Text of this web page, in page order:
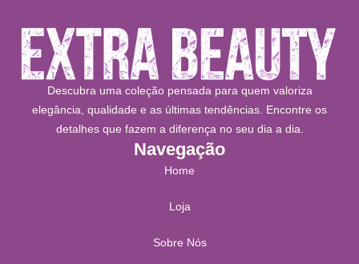
Descubra uma coleção pensada para quem valoriza
elegância, qualidade e as últimas tendências. Encontre os
detalhes que fazem a diferença no seu dia a dia.
Navegação
Home
Loja
Sobre Nós